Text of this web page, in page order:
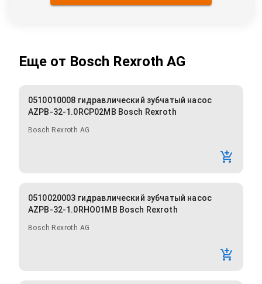
Еще от Bosch Rexroth AG
0510010008 гидравлический зубчатый насос
AZPB-32-1.0RCP02MB Bosch Rexroth
Bosch Rexroth AG
0510020003 гидравлический зубчатый насос
AZPB-32-1.0RHO01MB Bosch Rexroth
Bosch Rexroth AG